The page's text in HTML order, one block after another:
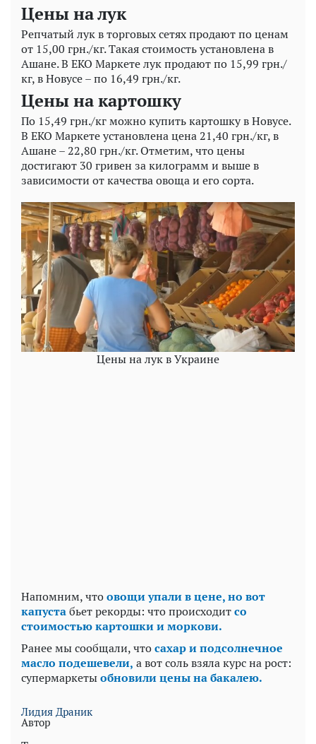
Цены на лук
Репчатый лук в торговых сетях продают по ценам
от 15,00 грн./кг. Такая стоимость установлена в
Ашане. В ЕКО Маркете лук продают по 15,99 грн./
кг, в Новусе – по 16,49 грн./кг.
Цены на картошку
По 15,49 грн./кг можно купить картошку в Новусе.
В ЕКО Маркете установлена цена 21,40 грн./кг, в
Ашане – 22,80 грн./кг. Отметим, что цены
достигают 30 гривен за килограмм и выше в
зависимости от качества овоща и его сорта.
Цены на лук в Украине
Напомним, чтоовощи упали в цене, но вот
капустабьет рекорды: что происходитсо
стоимостью картошки и моркови.
Ранее мы сообщали, чтосахар и подсолнечное
масло подешевели, а вот соль взяла курс на рост:
супермаркетыобновили цены на бакалею.
Лидия Драник
Автор